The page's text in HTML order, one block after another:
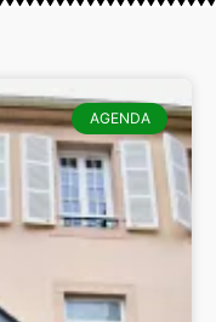
AGENDA